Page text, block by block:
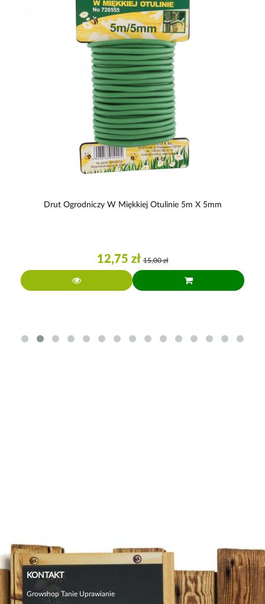
Drut Ogrodniczy W Miękkiej Otulinie 5m X 5mm
12,75 zł 15,00 zł
KONTAKT
Growshop Tanie Uprawianie